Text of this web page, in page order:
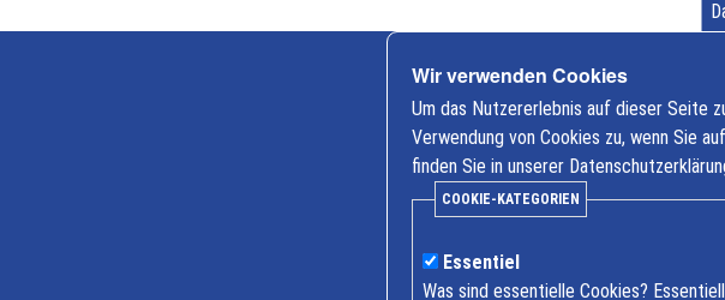
Cookie-
Einstellungen
Wir verwenden Cookies
Um das Nutzererlebnis auf dieser Seite
Verwendung von Cookies zu, wenn Sie
finden Sie in unserer
COOKIE-KATEGORIEN
Essentiel
Was sind essentielle Cookies?